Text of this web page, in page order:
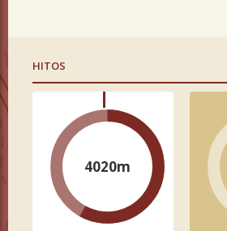
HITOS
4020m